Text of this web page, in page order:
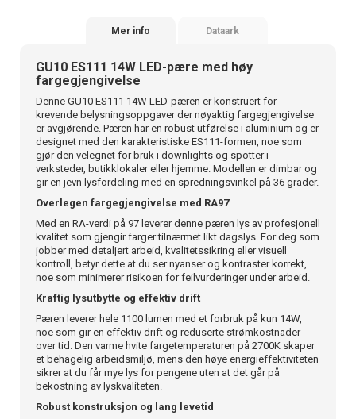
Mer info Dataark
GU10 ES111 14W LED-pære med høy
fargegjengivelse
Denne GU10 ES111 14W LED-pæren er konstruert for
krevende belysningsoppgaver der nøyaktig fargegjengivelse
er avgjørende. Pæren har en robust utførelse i aluminium og er
designet med den karakteristiske ES111-formen, noe som
gjør den velegnet for bruk i downlights og spotter i
verksteder, butikklokaler eller hjemme. Modellen er dimbar og
gir en jevn lysfordeling med en spredningsvinkel på 36 grader.
Overlegen fargegjengivelse med RA97
Med en RA-verdi på 97 leverer denne pæren lys av profesjonell
kvalitet som gjengir farger tilnærmet likt dagslys. For deg som
jobber med detaljert arbeid, kvalitetssikring eller visuell
kontroll, betyr dette at du ser nyanser og kontraster korrekt,
noe som minimerer risikoen for feilvurderinger under arbeid.
Kraftig lysutbytte og effektiv drift
Pæren leverer hele 1100 lumen med et forbruk på kun 14W,
noe som gir en effektiv drift og reduserte strømkostnader
over tid. Den varme hvite fargetemperaturen på 2700K skaper
et behagelig arbeidsmiljø, mens den høye energieffektiviteten
sikrer at du får mye lys for pengene uten at det går på
bekostning av lyskvaliteten.
Robust konstruksjon og lang levetid